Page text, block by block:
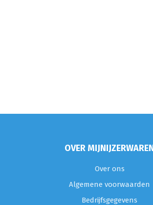
OVER
Over ons
Algemene voorwaarden
Bedrijfsgegevens